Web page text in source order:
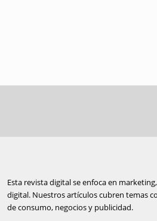
Esta revista digital se enfoca en
digital. Nuestros artículos cubren temas
de consumo, negocios y publicidad.